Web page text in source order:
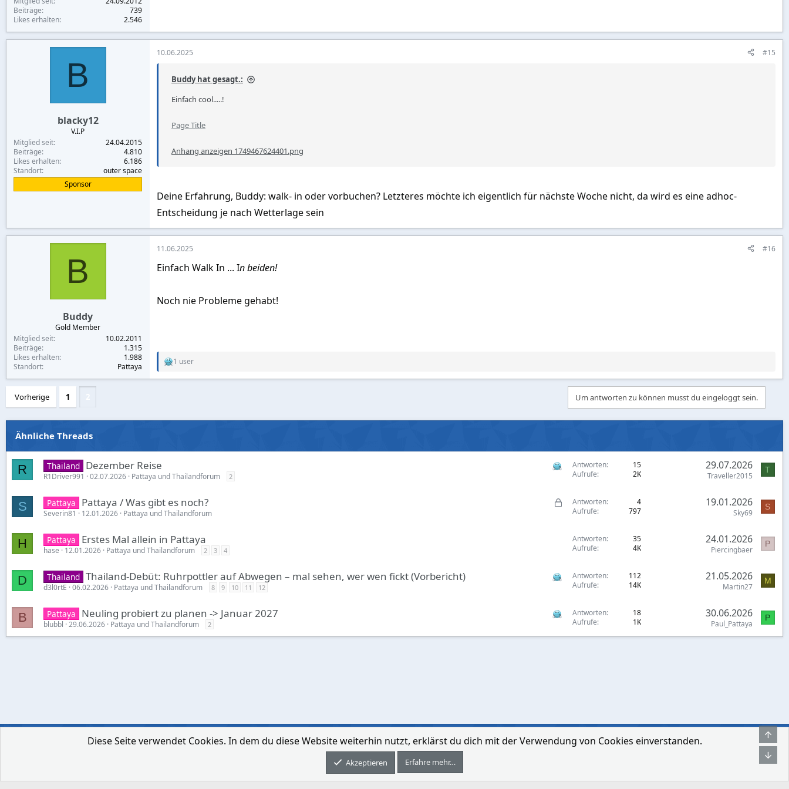
Beiträge
739
Likes erhalten
2.546
B
blacky12
V.I.P
Mitglied seit
24.04.2015
Beiträge
4.810
Likes erhalten
6.186
Standort
outer space
Sponsor
10.06.2025 #15
Buddy hat gesagt.:
Einfach cool.....!
Page Title
Anhang anzeigen 1749467624401.png
Deine Erfahrung, Buddy: walk- in oder vorbuchen? Letzteres möchte ich eigentlich für nächste Woche nicht, da wird es eine adhoc-
Entscheidung je nach Wetterlage sein
B
Buddy
Gold Member
Mitglied seit
10.02.2011
Beiträge
1.315
Likes erhalten
1.988
Standort
Pattaya
11.06.2025 #16
Einfach Walk In ... In beiden!
Noch nie Probleme gehabt!
R
o
:
1 user
Vorherige 1 Um antworten zu können musst du eingeloggt sein.
Ähnliche Threads
R Thailand Dezember Reise
R1Driver991 02.07.2026 Pattaya und Thailandforum 2
Antworten
15
Aufrufe
2K
29.07.2026
Traveller2015
T
S
G
r
Pattaya Pattaya / Was gibt es noch?
Severin81 12.01.2026 Pattaya und Thailandforum
Antworten
4
Aufrufe
797
19.01.2026
Sky69
S
H Pattaya Erstes Mal allein in Pattaya
hase 12.01.2026 Pattaya und Thailandforum 2 3 4
Antworten
35
Aufrufe
4K
24.01.2026
Piercingbaer
P
D Thailand Thailand-Debüt: Ruhrpottler auf Abwegen – mal sehen, wer wen fickt (Vorbericht)
d3l0rtE 06.02.2026 Pattaya und Thailandforum 8 9 10 11 12
Antworten
112
Aufrufe
14K
21.05.2026
Martin27
M
B Pattaya Neuling probiert zu planen -> Januar 2027
blubbl 29.06.2026 Pattaya und Thailandforum 2
Antworten
18
Aufrufe
1K
30.06.2026
Paul_Pattaya
P
Deutsch [Du] Kontakt aufnehmen Bedingungen und Regeln Datenschutz-Bestimmungen Hilfe
Forum software by XenForo® © 2010-2026 XenForo Ltd.
Diese Seite verwendet Cookies. In dem du diese Website weiterhin nutzt, erklärst du dich mit der Verwendung von Cookies einverstanden.
Akzeptieren Erfahre mehr…